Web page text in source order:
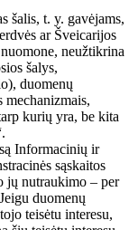
šalis, t. y. gavėjams,
ar Šveicarijos
neužtikrina
šalys,
duomenų
mechanizmais,
kurių yra, be kita
Informacinių ir
sąskaitos
jų nutraukimo – per
duomenų
teisėtu interesu,